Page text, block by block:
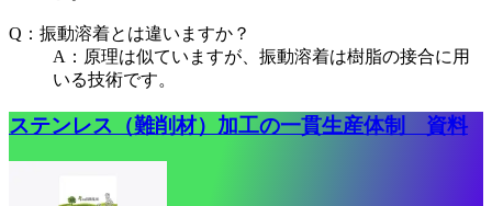
Q：振動溶着とは違いますか？
A：原理は似ていますが、振動溶着は樹脂の接合に用
いる技術です。
ステンレス（難削材）加工の一貫生産体制 資料